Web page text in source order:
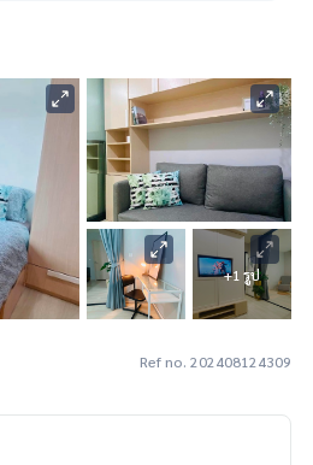
+1 รูป
Ref no. 202408124309